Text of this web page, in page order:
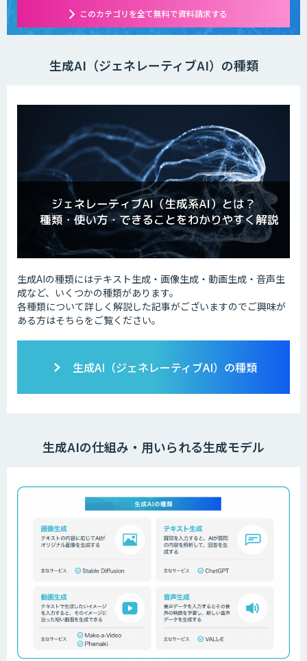
このカテゴリを全て無料で資料請求する
生成AI（ジェネレーティブAI）の種類
生成AIの種類にはテキスト生成・画像生成・動画生成・音声生
成など、いくつかの種類があります。
各種類について詳しく解説した記事がございますのでご興味が
ある方はそちらをご覧ください。
生成AI（ジェネレーティブAI）の種類
生成AIの仕組み・用いられる生成モデル